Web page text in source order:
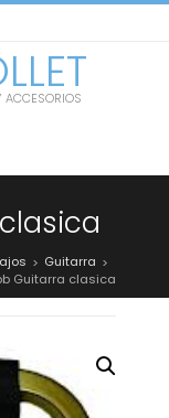
ACCESORIOS
> Guitarra >
Guitarra clasica